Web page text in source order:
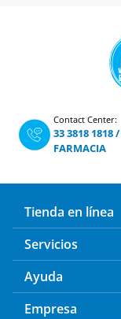
Contact Center:
33 3818 1818/
FARMACIA
Tienda en línea
Servicios
Ayuda
Empresa